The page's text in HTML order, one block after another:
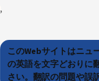
このWebサイトはニュ
の英語を文字どおりに
さい。翻訳の問題や誤